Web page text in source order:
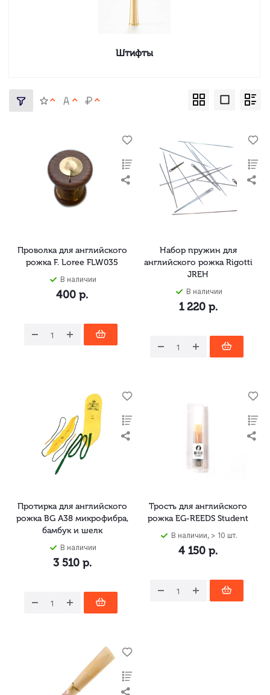
Штифты
Проволка для английского
рожка F. Loree FLW035
В наличии
400 р.
Набор пружин для
английского рожка Rigotti
JREH
В наличии
1 220р.
Протирка для английского
рожка BG A38 микрофибра,
бамбук и шелк
В наличии
3 510р.
Трость для английского
рожка EG-REEDS Student
В наличии, > 10 шт.
4 150 р.